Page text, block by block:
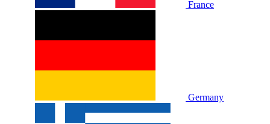
France
Germany